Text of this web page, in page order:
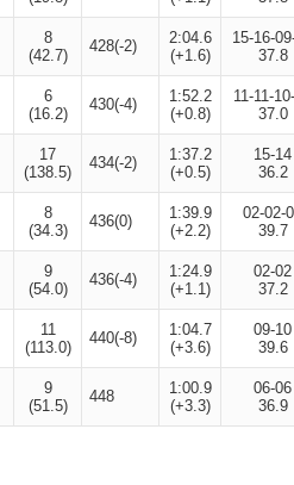
8
(42.7)
428(-2)
2:04.6
(+1.6)
15-16-
37.8
6
(16.2)
430(-4)
1:52.2
(+0.8)
11-11-
37.0
17
(138.5)
434(-2)
1:37.2
(+0.5)
15-14
36.2
8
(34.3)
436(0)
1:39.9
(+2.2)
02-02-
39.7
9
(54.0)
436(-4)
1:24.9
(+1.1)
02-02
37.2
11
(113.0)
440(-8)
1:04.7
(+3.6)
09-10
39.6
9
(51.5)
448
1:00.9
(+3.3)
06-06
36.9